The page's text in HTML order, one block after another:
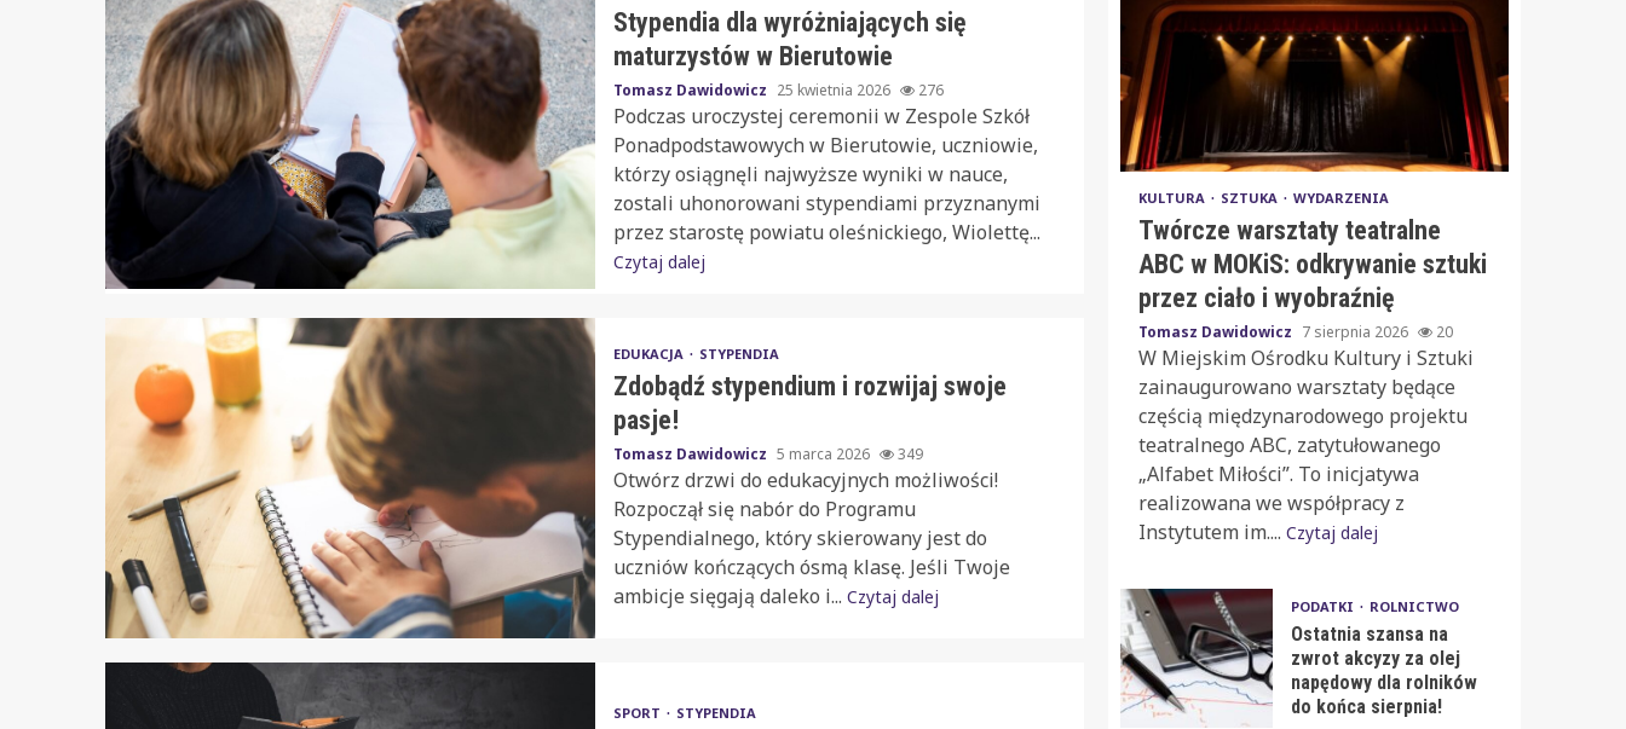
Stypendia dla wyróżniających się
maturzystów w Bierutowie
Tomasz Dawidowicz 25 kwietnia 2026 276
Podczas uroczystej ceremonii w Zespole Szkół
Ponadpodstawowych w Bierutowie, uczniowie,
którzy osiągnęli najwyższe wyniki w nauce,
zostali uhonorowani stypendiami przyznanymi
przez starostę powiatu oleśnickiego, Wiolettę...
Czytaj dalej
EDUKACJA STYPENDIA
Zdobądź stypendium i rozwijaj swoje
pasje!
Tomasz Dawidowicz 5 marca 2026 349
Otwórz drzwi do edukacyjnych możliwości!
Rozpoczął się nabór do Programu
Stypendialnego, który skierowany jest do
uczniów kończących ósmą klasę. Jeśli Twoje
ambicje sięgają daleko i... Czytaj dalej
SPORT STYPENDIA
KULTURA SZTUKA WYDARZENIA
Twórcze warsztaty teatralne
ABC w MOKiS: odkrywanie sztuki
przez ciało i wyobraźnię
Tomasz Dawidowicz 7 sierpnia 2026 20
W Miejskim Ośrodku Kultury i Sztuki
zainaugurowano warsztaty będące
częścią międzynarodowego projektu
teatralnego ABC, zatytułowanego
„Alfabet Miłości”. To inicjatywa
realizowana we współpracy z
Instytutem im.... Czytaj dalej
PODATKI ROLNICTWO
Ostatnia szansa na
zwrot akcyzy za olej
napędowy dla rolników
do końca sierpnia!